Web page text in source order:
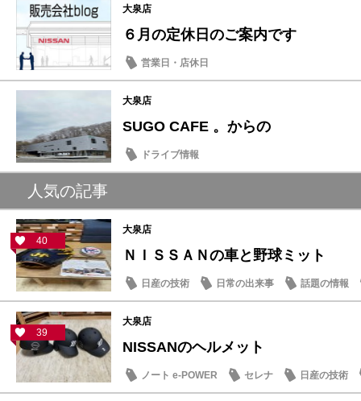
大泉店
６月の定休日のご案内です
営業日・店休日
大泉店
SUGO CAFE 。からの
ドライブ情報
人気の記事
40
大泉店
ＮＩＳＳＡＮの車と野球ミット
日産の技術 日常の出来事 話題の情報
39
大泉店
NISSANのヘルメット
ノート e-POWER セレナ 日産の技術